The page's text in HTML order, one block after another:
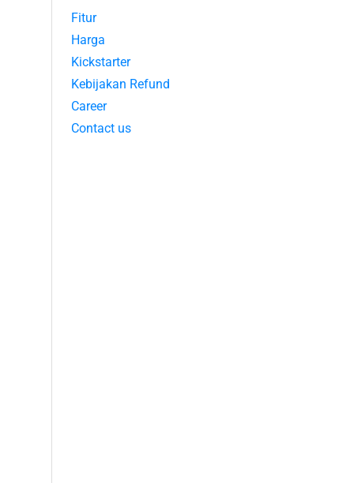
Fitur
Harga
Kickstarter
Kebijakan Refund
Career
Contact us